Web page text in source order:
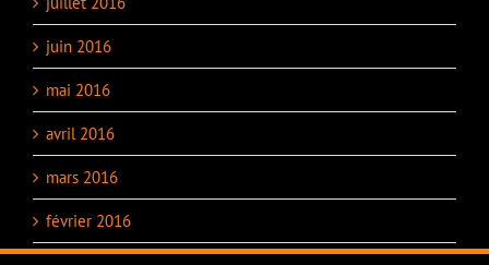
juin 2016
mai 2016
avril 2016
mars 2016
février 2016